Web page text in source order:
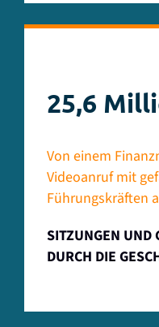
25,6
Von einem
Videoanruf mit
Führungskräften
SITZUNGEN UND
DURCH DIE